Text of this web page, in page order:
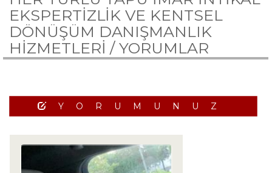
EKSPERTİZLİK VE KENTSEL
DÖNÜŞÜM DANIŞMANLIK
HİZMETLERİ /YORUMLAR
YORUMUNUZ